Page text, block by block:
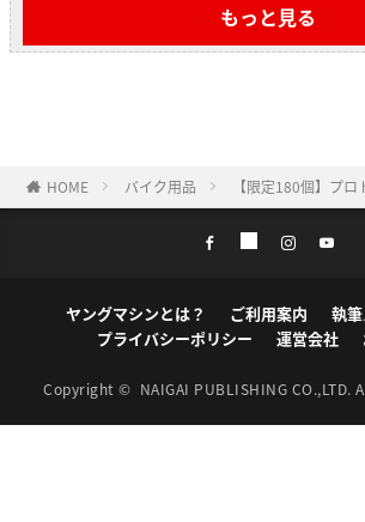
もっと見る
HOME バイク用品 【限定180個】プ
ヤングマシンとは？ ご利用案内
執
プライバシーポリシー
運営会社
Copyright © NAIGAI PUBLISHING CO.,LTD.